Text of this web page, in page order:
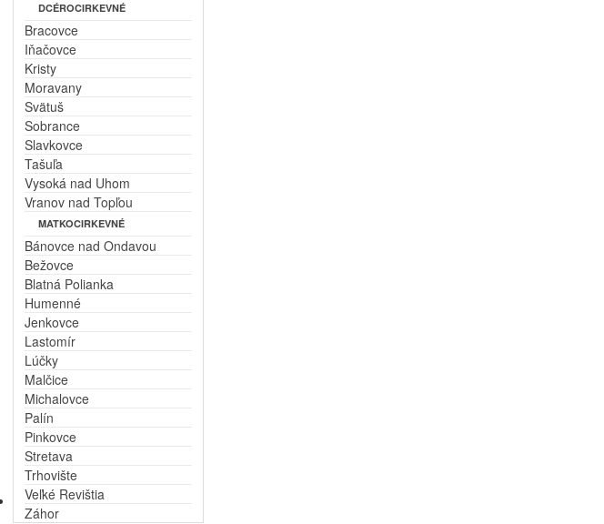
DCÉROCIRKEVNÉ
Bracovce
Iňačovce
Kristy
Moravany
Svätuš
Sobrance
Slavkovce
Tašuľa
Vysoká nad Uhom
Vranov nad Topľou
MATKOCIRKEVNÉ
Bánovce nad Ondavou
Bežovce
Blatná Polianka
Humenné
Jenkovce
Lastomír
Lúčky
Malčice
Michalovce
Palín
Pinkovce
Stretava
Trhovište
Veľké Revištia
Záhor
Zákony